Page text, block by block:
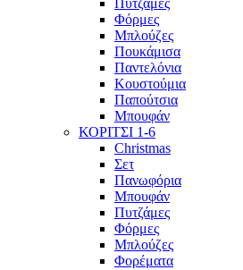
Πυτζάμες
Φόρμες
Μπλούζες
Πουκάμισα
Παντελόνια
Κουστούμια
Παπούτσια
Μπουφάν
ΚΟΡΙΤΣΙ 1-6
Christmas
Σετ
Πανωφόρια
Μπουφάν
Πυτζάμες
Φόρμες
Μπλούζες
Φορέματα